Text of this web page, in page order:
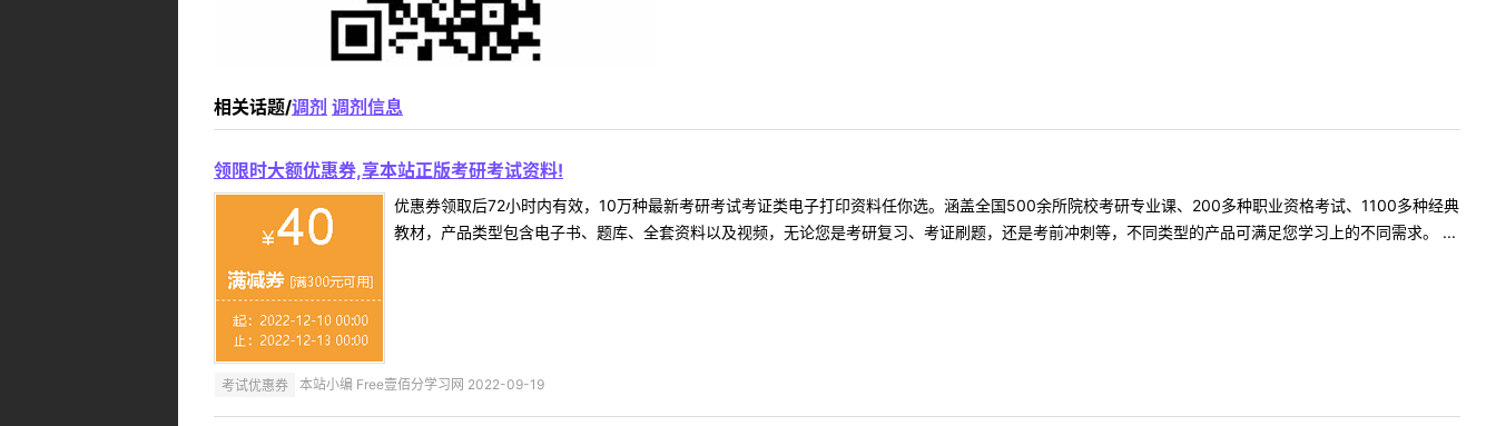
相关话题/调剂 调剂信息
领限时大额优惠券,享本站正版考研考试资料!
优惠券领取后72小时内有效，10万种最新考研考试考证类电子打印资料任你选。涵盖全国500余所院校考研专业课、200多种职业资格考试、1100多种经典
教材，产品类型包含电子书、题库、全套资料以及视频，无论您是考研复习、考证刷题，还是考前冲刺等，不同类型的产品可满足您学习上的不同需求。 ...
考试优惠券 本站小编 Free壹佰分学习网 2022-09-19